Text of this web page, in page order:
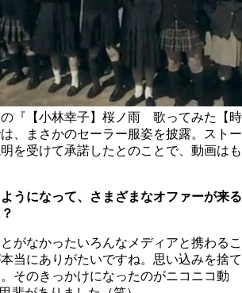
の『【小林幸子】桜ノ雨 歌ってみた【時
、まさかのセーラー服姿を披露。ストー
を受けて承諾したとのことで、動画はも
うになって、さまざまなオファーが来る
なかったいろんなメディアと携わるこ
当にありがたいですね。思い込みを捨て
そのきっかけになったのがニコニコ動